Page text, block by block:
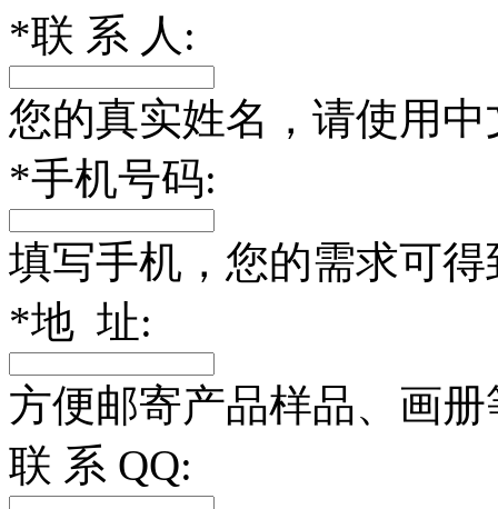
*联 系 人:
您的真实姓名，请使用中
*手机号码:
填写手机，您的需求可
*地 址:
方便邮寄产品样品、画
联 系 QQ: